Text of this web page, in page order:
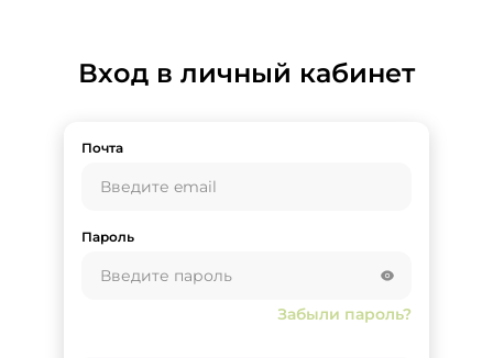
Вход в личный кабинет
Почта
Пароль
Забыли пароль?